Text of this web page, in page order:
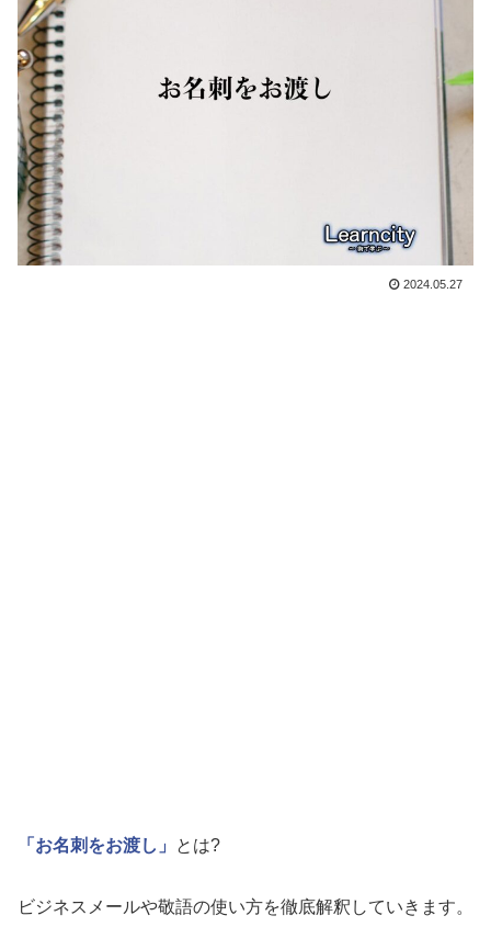
2024.05.27
「お名刺をお渡し」 とは?
ビジネスメールや敬語の使い方を徹底解釈していきます。